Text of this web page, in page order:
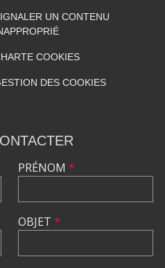
UN CONTENU
COOKIES
DES COOKIES
PRÉNOM *
OBJET *